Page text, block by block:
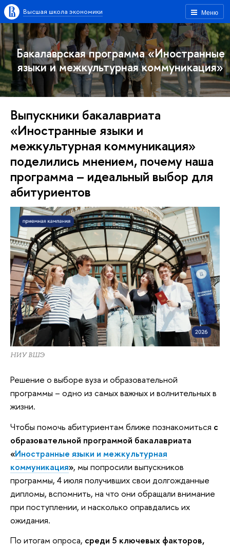
Меню
Высшая школа экономики
Бакалаврская программа «Иностранные
языки и межкультурная коммуникация»
Выпускники бакалавриата
«Иностранные языки и
межкультурная коммуникация»
поделились мнением, почему наша
программа – идеальный выбор для
абитуриентов
НИУ ВШЭ
Решение о выборе вуза и образовательной
программы – одно из самых важных и волнительных в
жизни.
Чтобы помочь абитуриентам ближе познакомиться с
образовательной программой бакалавриата
«Иностранные языки и межкультурная
коммуникация», мы попросили выпускников
программы, 4 июля получивших свои долгожданные
дипломы, вспомнить, на что они обращали внимание
при поступлении, и насколько оправдались их
ожидания.
По итогам опроса, среди 5 ключевых факторов,